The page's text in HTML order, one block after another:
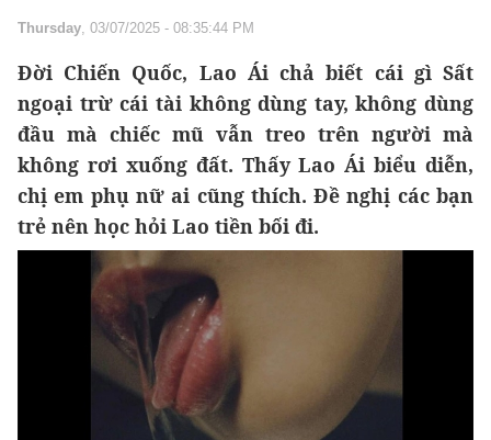
Thursday, 03/07/2025 - 08:35:44 PM
Đời Chiến Quốc, Lao Ái chả biết cái gì Sất
ngoại trừ cái tài không dùng tay, không dùng
đầu mà chiếc mũ vẫn treo trên người mà
không rơi xuống đất. Thấy Lao Ái biểu diễn,
chị em phụ nữ ai cũng thích. Đề nghị các bạn
trẻ nên học hỏi Lao tiền bối đi.